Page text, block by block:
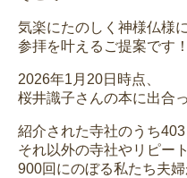
気楽にたのしく神様仏様
参拝を叶えるご提案です！
2026年1月20日時点、
桜井識子さんの本に出合
紹介された寺社のうち
それ以外の寺社やリピー
900回にのぼる私たち夫